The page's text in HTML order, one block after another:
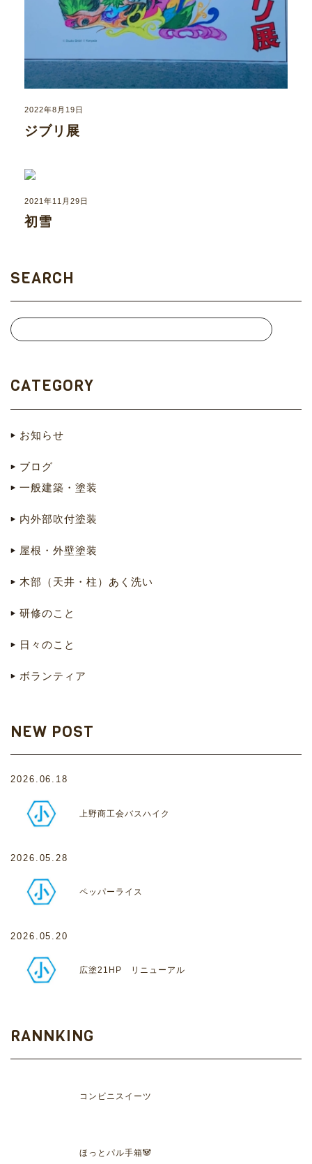
2022年8月19日
ジブリ展
2021年11月29日
初雪
SEARCH
CATEGORY
お知らせ
ブログ
一般建築・塗装
内外部吹付塗装
屋根・外壁塗装
木部（天井・柱）あく洗い
研修のこと
日々のこと
ボランティア
NEW POST
2026.06.18
上野商工会バスハイク
2026.05.28
ペッパーライス
2026.05.20
広塗21HP リニューアル
RANNKING
コンビニスイーツ
ほっとパル手箱🐼